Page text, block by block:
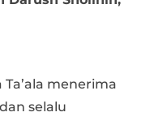
menerima
selalu